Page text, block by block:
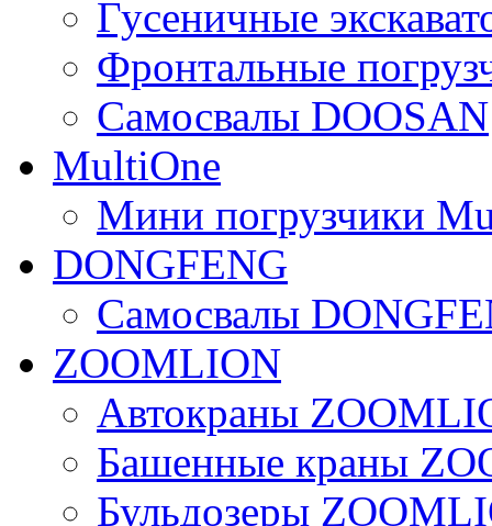
Гусеничные
Фронтальные
Самосвалы DOOSAN
MultiOne
Мини погрузчики
DONGFENG
Самосвалы
ZOOMLION
Автокраны
Башенные краны
Бульдозеры